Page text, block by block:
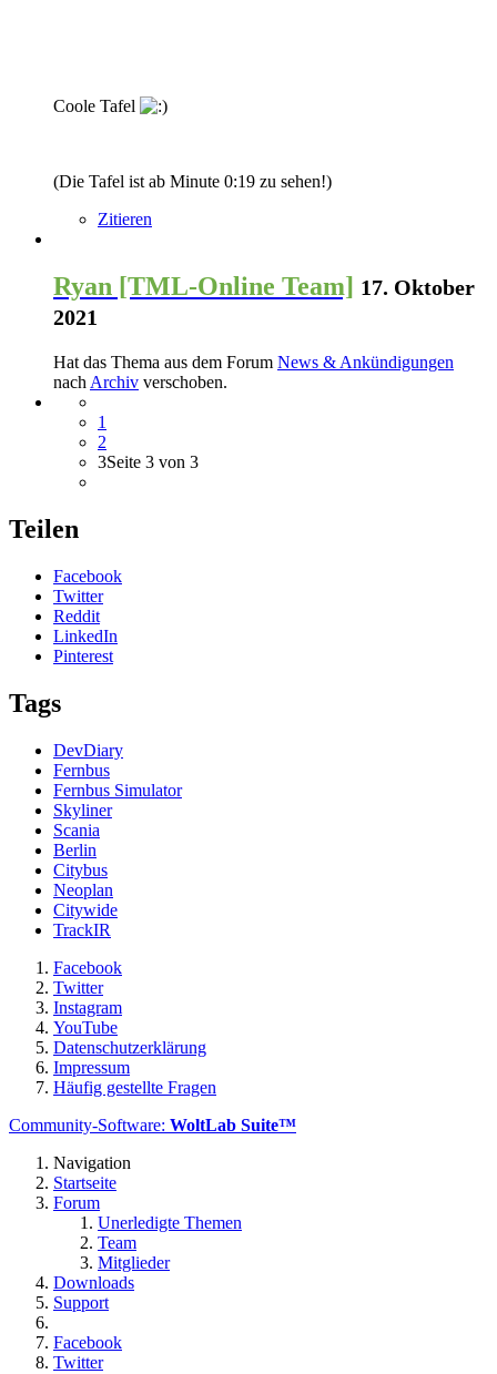
Coole Tafel
(Die Tafel ist ab Minute 0:19 zu sehen!)
Zitieren
Ryan [TML-Online Team] 17. Oktober
2021
Hat das Thema aus dem Forum News & Ankündigungen
nachArchiv verschoben.
1
2
3Seite 3 von 3
Teilen
Facebook
Twitter
Reddit
LinkedIn
Pinterest
Tags
DevDiary
Fernbus
Fernbus Simulator
Skyliner
Scania
Berlin
Citybus
Neoplan
Citywide
TrackIR
Facebook
Twitter
Instagram
YouTube
Datenschutzerklärung
Impressum
Häufig gestellte Fragen
Community-Software: WoltLab Suite™
Navigation
Startseite
Forum
Unerledigte Themen
Team
Mitglieder
Downloads
Support
Facebook
Twitter